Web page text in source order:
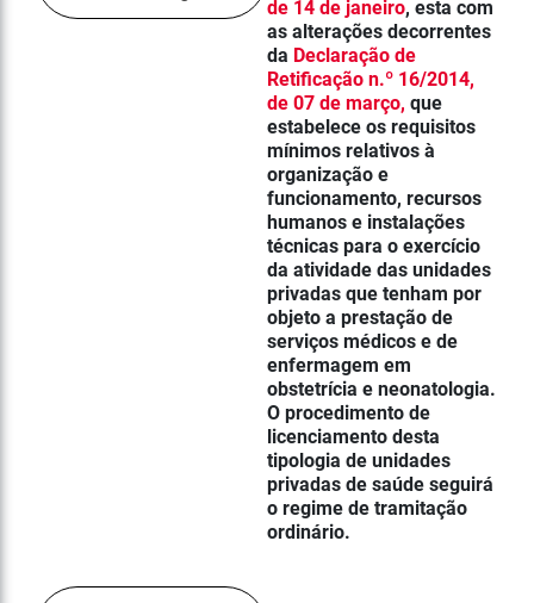
de 14 de janeiro, esta com
as alterações decorrentes
da Declaração de
Retificação n.º 16/2014,
de 07 de março, que
estabelece os requisitos
mínimos relativos à
organização e
funcionamento, recursos
humanos e instalações
técnicas para o exercício
da atividade das unidades
privadas que tenham por
objeto a prestação de
serviços médicos e de
enfermagem em
obstetrícia e neonatologia.
O procedimento de
licenciamento desta
tipologia de unidades
privadas de saúde seguirá
o regime de tramitação
ordinário.